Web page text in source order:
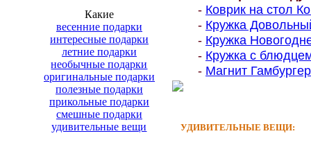
Какие
весенние подарки
интересные подарки
летние подарки
необычные подарки
оригинальные подарки
полезные подарки
прикольные подарки
смешные подарки
удивительные вещи
- Коврик на стол
- Кружка
- Кружка
- Кружка с
- Магнит
УДИВИТЕЛЬНЫЕ ВЕЩИ: